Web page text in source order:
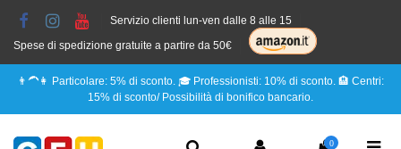
Servizio clienti lun-ven dalle 8 alle 15
Spese di spedizione gratuite a partire da 50€
👨‍🦱👩 Particolare: 5% di sconto. 🎓 Professionisti: 10% di sconto. 🏨 Centri:
15% di sconto/ Possibilità di bonifico bancario.
0